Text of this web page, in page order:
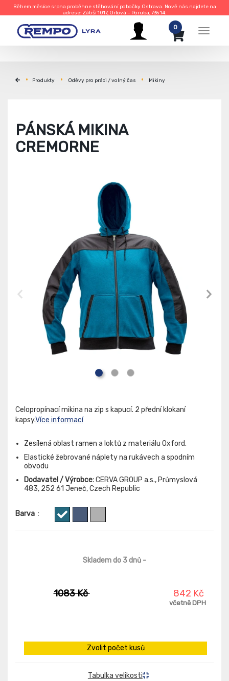
Během měsíce srpna proběhne stěhování pobočky Ostrava. Nově nás najdete na
adrese: Zátiší 1017, Orlová – Poruba, 735 14.
Menu
0
Produkty Oděvy pro práci / volný čas Mikiny
PÁNSKÁ MIKINA
CREMORNE
Celopropínací mikina na zip s kapucí. 2 přední klokaní
kapsy.Více informací
Zesílená oblast ramen a loktů z materiálu Oxford.
Elastické žebrované náplety na rukávech a spodním
obvodu
Dodavatel / Výrobce:CERVA GROUP a.s., Průmyslová
483, 252 61 Jeneč, Czech Republic
Barva :
Skladem do 3 dnů -
1083 Kč 842 Kč
včetně DPH
Zvolit počet kusů
Tabulka velikosti